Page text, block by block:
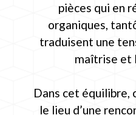
pièces qui en
organiques,
traduisent une
maîtrise et
Dans cet équilibre,
le lieu d’une